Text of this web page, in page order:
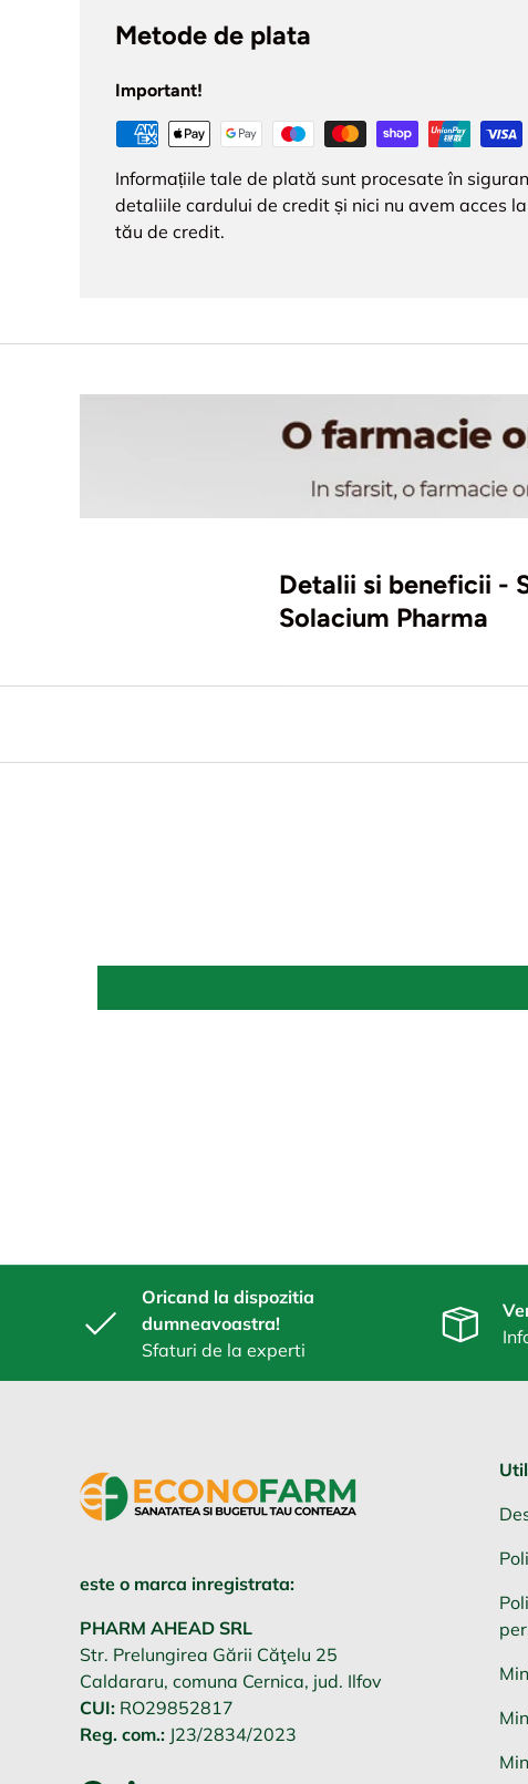
Metode de plata
Important!
Informațiile tale de plată sunt procesate în
detaliile cardului de credit și nici nu avem acces
tău de credit.
Detalii si beneficii -
Solacium Pharma
Oricand la dispozitia
dumneavoastra!
Sfaturi de la experti
este o marca inregistrata:
PHARM AHEAD SRL
Str. Prelungirea Gării Căţelu 25
Caldararu, comuna Cernica, jud. Ilfov
CUI: RO29852817
Reg. com.: J23/2834/2023